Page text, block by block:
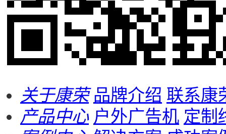
关于康荣 品牌介绍 联系康
产品中心 户外广告机 定制